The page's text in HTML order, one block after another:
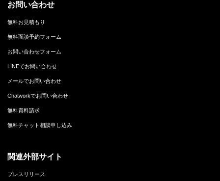
お問い合わせ
無料お見積もり
無料面談予約フォーム
お問い合わせフォーム
LINEでお問い合わせ
メールでお問い合わせ
Chatworkでお問い合わせ
無料資料請求
無料チャット相談申し込み
関連外部サイト
プレスリリース